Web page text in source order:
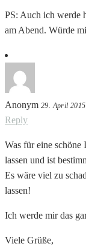
PS: Auch ich werde
am Abend. Würde
Anonym 29. April
Reply
Was für eine
lassen und ist
Es wäre viel zu
lassen!
Ich werde mir das
Viele Grüße,